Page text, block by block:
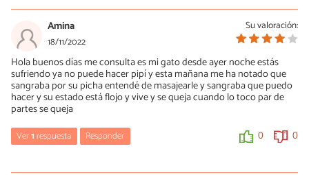
18/11/2022
La solución te la dio: intervenir. No queda otra. Si tiene la uretra
obstruída y no se interviene, el gato se muere, además de una
forma extremadamente dolorosa. Por desgracia, no hay sanidad
gratis para los animales, pero, cuando se tienen, lo que no es
obligatorio, hay que saber que las urgencias surgen.
Lógicamente, los veterinarios, como tú y como cualquier otro
trabajador, cobran por su trabajo y, en este caso, es tan
como para salvar a tu gato.
Su valoración:
Amina
18/11/2022
Hola buenos días me consulta es mi gato desde ayer noche estás
sufriendo ya no puede hacer pipí y esta mañana me ha notado que
sangraba por su picha entendé de masajearle y sangraba que puedo
hacer y su estado está flojo y vive y se queja cuando lo toco par de
partes se queja
Ver1respuesta Responder 0 0